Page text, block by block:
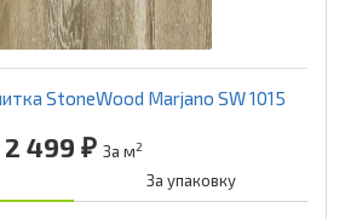
StoneWood Marjano SW 1015
2 499 ₽ За м2
За упаковку